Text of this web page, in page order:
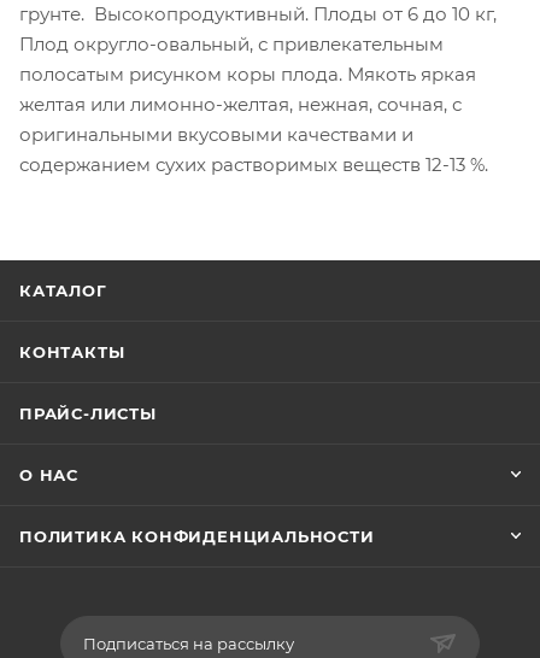
грунте. Высокопродуктивный. Плоды от 6 до 10 кг,
Плод округло-овальный, с привлекательным
полосатым рисунком коры плода. Мякоть яркая
желтая или лимонно-желтая, нежная, сочная, с
оригинальными вкусовыми качествами и
содержанием сухих растворимых веществ 12-13 %.
КАТАЛОГ
КОНТАКТЫ
ПРАЙС-ЛИСТЫ
О НАС
ПОЛИТИКА КОНФИДЕНЦИАЛЬНОСТИ
Подписаться на рассылку